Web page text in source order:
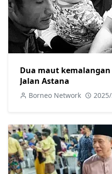
Dua maut kemalangan
Jalan Astana
Borneo Network